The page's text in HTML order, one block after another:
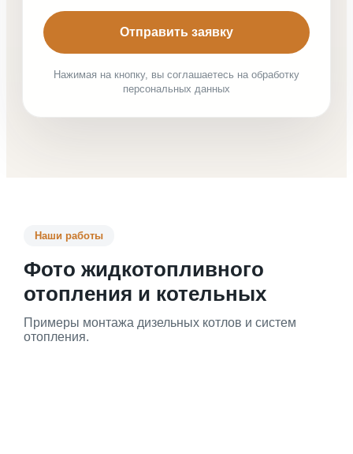
Отправить заявку
Нажимая на кнопку, вы соглашаетесь на обработку
персональных данных
Наши работы
Фото жидкотопливного
отопления и котельных
Примеры монтажа дизельных котлов и систем
отопления.